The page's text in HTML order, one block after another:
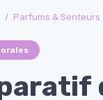
Parfums & Senteurs